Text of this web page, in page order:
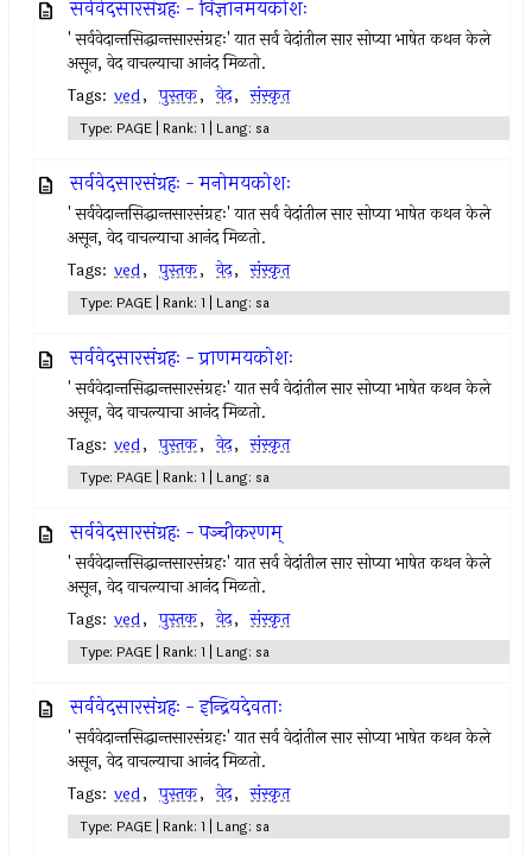
सर्ववेदसारसंग्रहः - विज्ञानमयकोशः
' सर्ववेदान्तसिद्धान्तसारसंग्रहः' यात सर्व वेदांतील सार सोप्या भाषेत कथन केले
असून, वेद वाचल्याचा आनंद मिळतो.
Tags: ved, पुस्तक, वेद, संस्कृत
Type: PAGE | Rank: 1 | Lang: sa
सर्ववेदसारसंग्रहः - मनोमयकोशः
' सर्ववेदान्तसिद्धान्तसारसंग्रहः' यात सर्व वेदांतील सार सोप्या भाषेत कथन केले
असून, वेद वाचल्याचा आनंद मिळतो.
Tags: ved, पुस्तक, वेद, संस्कृत
Type: PAGE | Rank: 1 | Lang: sa
सर्ववेदसारसंग्रहः - प्राणमयकोशः
' सर्ववेदान्तसिद्धान्तसारसंग्रहः' यात सर्व वेदांतील सार सोप्या भाषेत कथन केले
असून, वेद वाचल्याचा आनंद मिळतो.
Tags: ved, पुस्तक, वेद, संस्कृत
Type: PAGE | Rank: 1 | Lang: sa
सर्ववेदसारसंग्रहः - पञ्चीकरणम्
' सर्ववेदान्तसिद्धान्तसारसंग्रहः' यात सर्व वेदांतील सार सोप्या भाषेत कथन केले
असून, वेद वाचल्याचा आनंद मिळतो.
Tags: ved, पुस्तक, वेद, संस्कृत
Type: PAGE | Rank: 1 | Lang: sa
सर्ववेदसारसंग्रहः - इन्द्रियदेवताः
' सर्ववेदान्तसिद्धान्तसारसंग्रहः' यात सर्व वेदांतील सार सोप्या भाषेत कथन केले
असून, वेद वाचल्याचा आनंद मिळतो.
Tags: ved, पुस्तक, वेद, संस्कृत
Type: PAGE | Rank: 1 | Lang: sa